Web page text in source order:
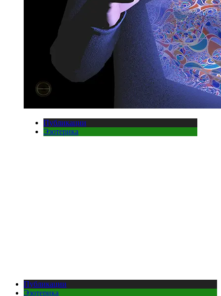
Публикации
Эзотерика
Публикации
Эзотерика